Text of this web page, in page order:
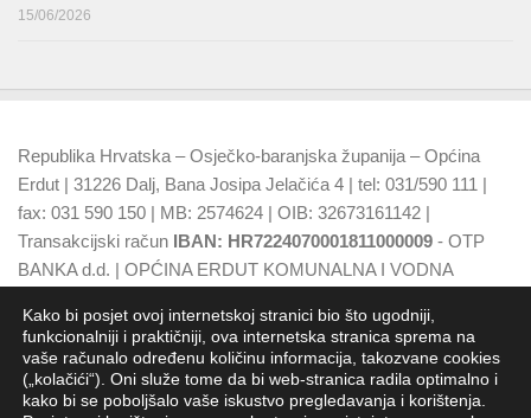
15/06/2026
Republika Hrvatska – Osječko-baranjska županija – Općina
Erdut | 31226 Dalj, Bana Josipa Jelačića 4 | tel: 031/590 111 |
fax: 031 590 150 | MB: 2574624 | OIB: 32673161142 |
Transakcijski račun IBAN: HR7224070001811000009 - OTP
BANKA d.d. | OPĆINA ERDUT KOMUNALNA I VODNA
d.d.
Kako bi posjet ovoj internetskoj stranici bio što ugodniji,
funkcionalniji i praktičniji, ova internetska stranica sprema na
vaše računalo određenu količinu informacija, takozvane cookies
(„kolačići“). Oni služe tome da bi web-stranica radila optimalno i
kako bi se poboljšalo vaše iskustvo pregledavanja i korištenja.